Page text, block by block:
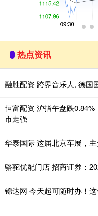
热点资讯
融胜配资 跨界音乐人, 德国
恒富配资 沪指午盘跌
市走强
华泰国际 这届北京车展，
骆驼优配门店 招商证券：
锦达网 今天起可随时办！